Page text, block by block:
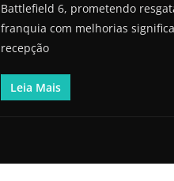
Battlefield 6, prometendo
franquia com melhorias
recepção
Leia Mais